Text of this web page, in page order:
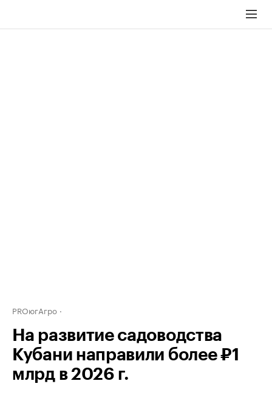
PROюгАгро
На развитие садоводства
Кубани направили более ₽1
млрд в 2026 г.